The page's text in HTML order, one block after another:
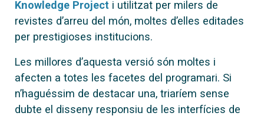
Knowledge Project i utilitzat per milers de
revistes d’arreu del món, moltes d’elles editades
per prestigioses institucions.
Les millores d’aquesta versió són moltes i
afecten a totes les facetes del programari. Si
n’haguéssim de destacar una, triaríem sense
dubte el disseny responsiu de les interfícies de